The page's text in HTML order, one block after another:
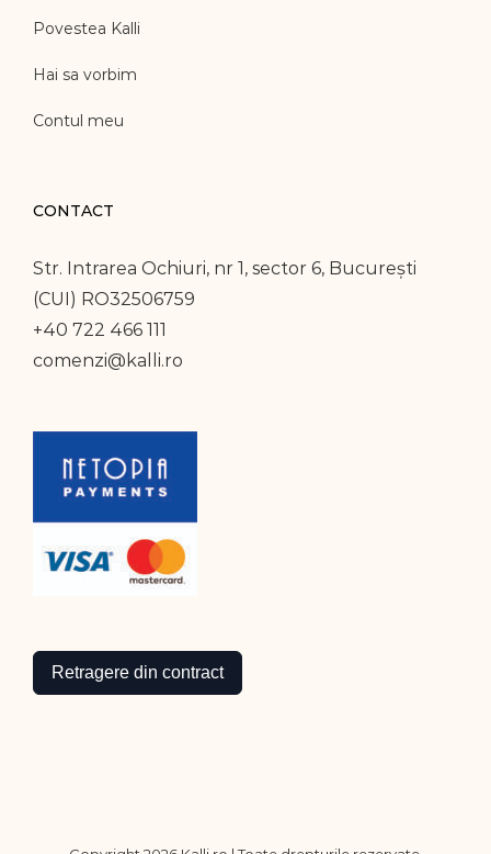
Povestea Kalli
Hai sa vorbim
Contul meu
CONTACT
Str. Intrarea Ochiuri, nr 1, sector 6, București
(CUI) RO32506759
+40 722 466 111
comenzi@kalli.ro
Retragere din contract